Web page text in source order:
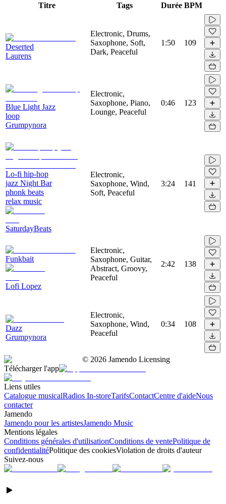
Titre Tags Durée BPM
Deserted
Laurens
Electronic, Drums,
Saxophone, Soft,
Dark, Peaceful
1:50 109
Blue Light Jazz
loop
Grumpynora
Electronic,
Saxophone, Piano,
Lounge, Peaceful
0:46 123
Lo-fi hip-hop
jazz Night Bar
phonk beats
relax music
SaturdayBeats
Electronic,
Saxophone, Wind,
Soft, Peaceful
3:24 141
Funkbait
Lofi Lopez
Electronic,
Saxophone, Guitar,
Abstract, Groovy,
Peaceful
2:42 138
Dazz
Grumpynora
Electronic,
Saxophone, Wind,
Peaceful
0:34 108
© 2026 Jamendo Licensing
Télécharger l'app
Liens utiles
Catalogue musicalRadios In-storeTarifsContactCentre d'aideNous
contacter
Jamendo
Jamendo pour les artistesJamendo Music
Mentions légales
Conditions générales d'utilisationConditions de ventePolitique de
confidentialitéPolitique des cookiesViolation de droits d'auteur
Suivez-nous